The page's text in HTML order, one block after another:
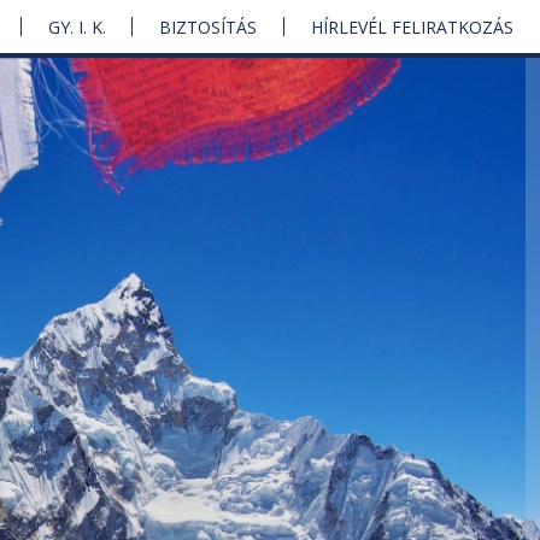
GY. I. K. BIZTOSÍTÁS HÍRLEVÉL FELIRATKOZÁS